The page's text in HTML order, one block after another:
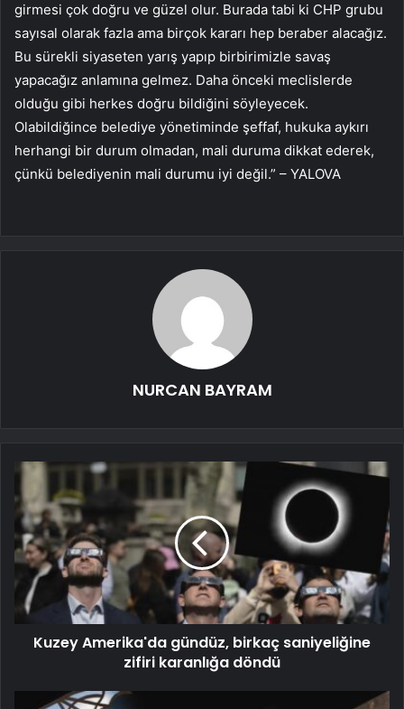
girmesi çok doğru ve güzel olur. Burada tabi ki CHP grubu
sayısal olarak fazla ama birçok kararı hep beraber alacağız.
Bu sürekli siyaseten yarış yapıp birbirimizle savaş
yapacağız anlamına gelmez. Daha önceki meclislerde
olduğu gibi herkes doğru bildiğini söyleyecek.
Olabildiğince belediye yönetiminde şeffaf, hukuka aykırı
herhangi bir durum olmadan, mali duruma dikkat ederek,
çünkü belediyenin mali durumu iyi değil.” – YALOVA
NURCAN BAYRAM
Kuzey Amerika'da gündüz, birkaç saniyeliğine
zifiri karanlığa döndü